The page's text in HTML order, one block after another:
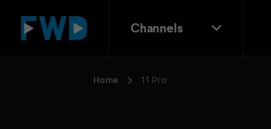
Channels
Home 11 Pro